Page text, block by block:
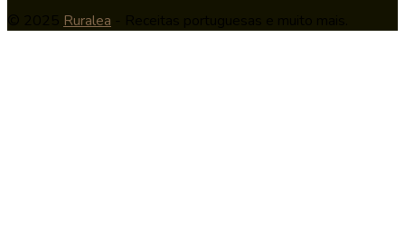
Ruralea